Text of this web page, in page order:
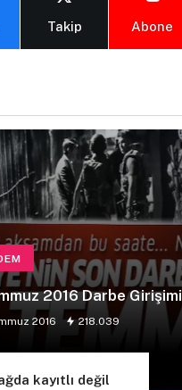
Takip Abone
2016 Darbe Girişimi
2016 218.039
kayıtlı değil